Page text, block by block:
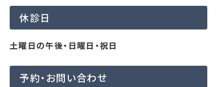
休診日
土曜日の午後・日曜日・祝日
予約・お問い合わせ